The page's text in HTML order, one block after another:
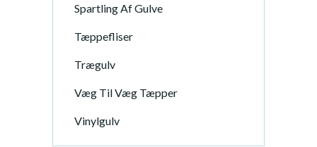
Spartling Af Gulve
Tæppefliser
Trægulv
Væg Til Væg Tæpper
Vinylgulv